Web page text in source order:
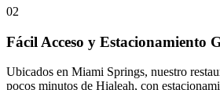
02
Fácil Acceso y Estacionamiento
Ubicados en Miami Springs, nuestro
pocos minutos de Hialeah, con